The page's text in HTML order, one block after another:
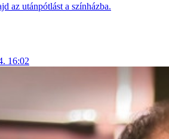
az utánpótlást a színházba.
16:02